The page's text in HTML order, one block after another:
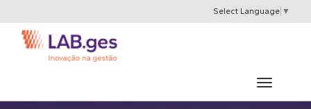
Select Language ▼